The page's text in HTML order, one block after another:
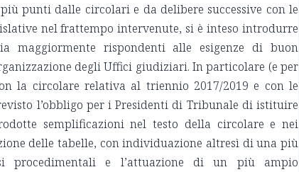
punti dalle circolari e da delibere successive con le
nel frattempo intervenute, si è inteso introdurre
maggiormente rispondenti alle esigenze di buon
degli Uffici giudiziari. In particolare (e per
la circolare relativa al triennio 2017/2019 e con le
l’obbligo per i Presidenti di Tribunale di istituire
semplificazioni nel testo della circolare e nei
delle tabelle, con individuazione altresì di una più
procedimentali e l’attuazione di un più ampio